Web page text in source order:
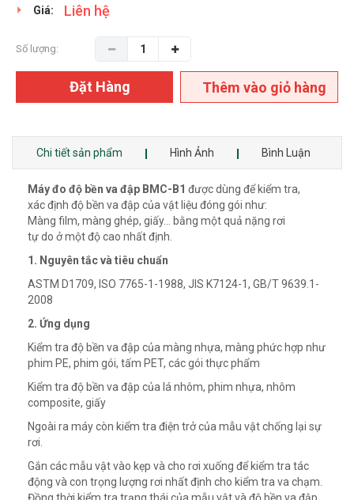
Giá: Liên hệ
Số lượng:
Đặt Hàng Thêm vào giỏ hàng
Chi tiết sản phẩm Hình Ảnh Bình Luận
Máy đo độ bền va đập BMC-B1 được dùng để kiểm tra,
xác định độ bền va đập của vật liệu đóng gói như:
Màng film, màng ghép, giấy… bằng một quả nặng rơi
tự do ở một độ cao nhất định.
1. Nguyên tắc và tiêu chuẩn
ASTM D1709, ISO 7765-1-1988, JIS K7124-1, GB/T 9639.1-
2008
2. Ứng dụng
Kiểm tra độ bền va đập của màng nhựa, màng phức hợp như
phim PE, phim gói, tấm PET, các gói thực phẩm
Kiểm tra độ bền va đập của lá nhôm, phim nhựa, nhôm
composite, giấy
Ngoài ra máy còn kiểm tra điện trở của mẫu vật chống lại sự
rơi.
Gắn các mẫu vật vào kẹp và cho rơi xuống để kiểm tra tác
động và con trọng lượng rơi nhất định cho kiểm tra va chạm.
Đồng thời kiểm tra trạng thái của mẫu vật và độ bền va đập